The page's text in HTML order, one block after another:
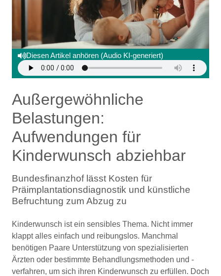
Diesen Artikel anhören (Audio KI-generiert)
Außergewöhnliche
Belastungen:
Aufwendungen für
Kinderwunsch abziehbar
Bundesfinanzhof lässt Kosten für
Präimplantationsdiagnostik und künstliche
Befruchtung zum Abzug zu
Kinderwunsch ist ein sensibles Thema. Nicht immer
klappt alles einfach und reibungslos. Manchmal
benötigen Paare Unterstützung von spezialisierten
Ärzten oder bestimmte Behandlungsmethoden und -
verfahren, um sich ihren Kinderwunsch zu erfüllen. Doch